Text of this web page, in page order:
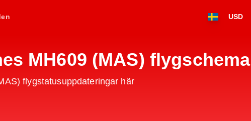
USD
MH609 (MAS) flygschema
flygstatusuppdateringar här